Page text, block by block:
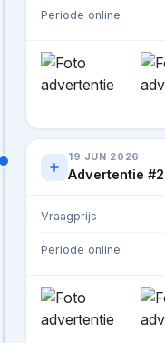
Periode online
19 JUN 2026
Advertentie #2
Vraagprijs
Periode online